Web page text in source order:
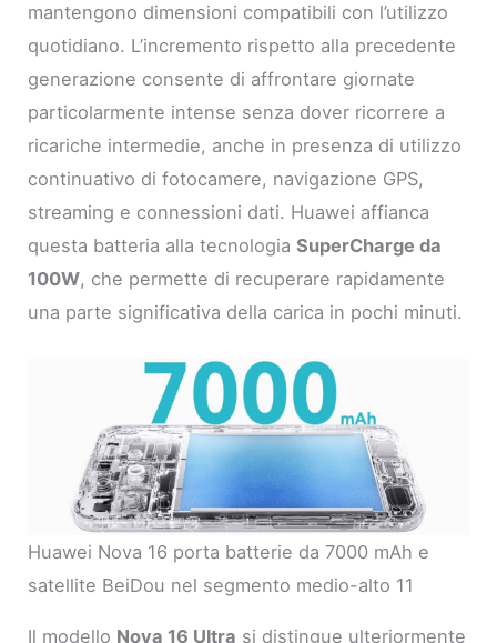
mantengono dimensioni compatibili con l’utilizzo
quotidiano. L’incremento rispetto alla precedente
generazione consente di affrontare giornate
particolarmente intense senza dover ricorrere a
ricariche intermedie, anche in presenza di utilizzo
continuativo di fotocamere, navigazione GPS,
streaming e connessioni dati. Huawei affianca
questa batteria alla tecnologiaSuperCharge da
100W, che permette di recuperare rapidamente
una parte significativa della carica in pochi minuti.
Huawei Nova 16 porta batterie da 7000 mAh e
satellite BeiDou nel segmento medio-alto 11
Il modello Nova 16 Ultra si distingue ulteriormente